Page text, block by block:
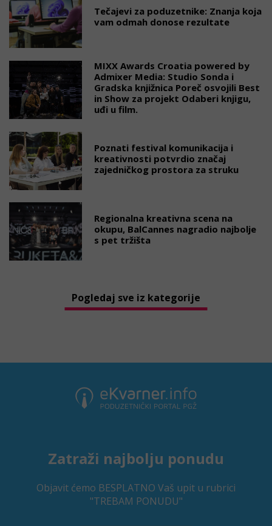
Tečajevi za poduzetnike: Znanja koja
vam odmah donose rezultate
MIXX Awards Croatia powered by
Admixer Media: Studio Sonda i
Gradska knjižnica Poreč osvojili Best
in Show za projekt Odaberi knjigu,
uđi u film.
Poznati festival komunikacija i
kreativnosti potvrdio značaj
zajedničkog prostora za struku
Regionalna kreativna scena na
okupu, BalCannes nagradio najbolje
s pet tržišta
Pogledaj sve iz kategorije
Zatraži najbolju ponudu
Objavit ćemo BESPLATNO Vaš upit u rubrici
"TREBAM PONUDU"